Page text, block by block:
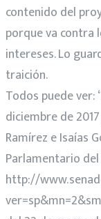
contenido del
porque va contra
intereses. Lo
traición.
Todos puede
diciembre de
Ramírez e Isaías
Parlamentario
http://